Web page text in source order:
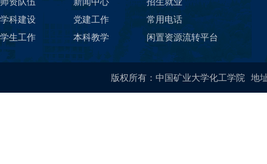
学科建设
党建工作
常用电话
学生工作
本科教学 闲置资源流转平台
版权所有：中国矿业大学化工学院 地